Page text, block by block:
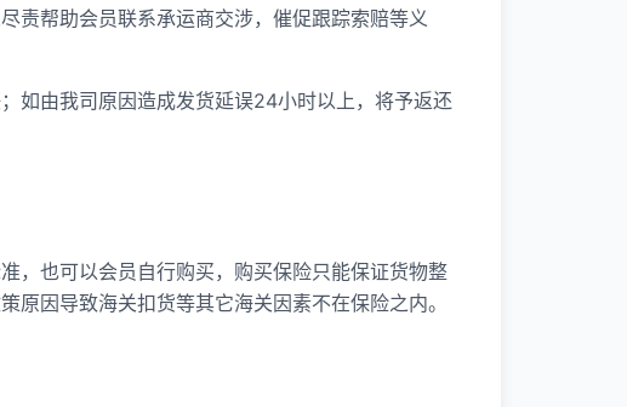
责帮助会员联系承运商交涉，催促跟踪索赔等义
如由我司原因造成发货延误24小时以上，将予返还
，也可以会员自行购买，购买保险只能保证货物整
因导致海关扣货等其它海关因素不在保险之内。